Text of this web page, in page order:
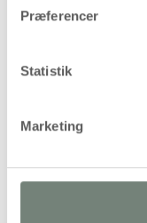
Præferencer
Statistik
Marketing
Trekantede, tykke